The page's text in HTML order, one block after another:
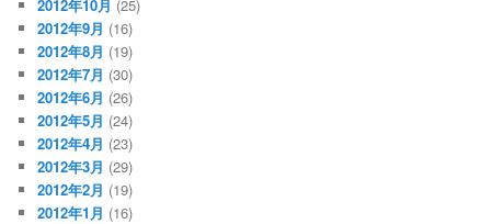
2012年10月 (25)
2012年9月 (16)
2012年8月 (19)
2012年7月 (30)
2012年6月 (26)
2012年5月 (24)
2012年4月 (23)
2012年3月 (29)
2012年2月 (19)
2012年1月 (16)